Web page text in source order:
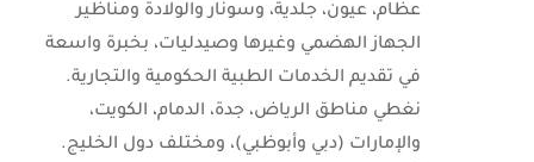
عظام، عيون، جلدية، وسونار والولادة ومناظير
الجهاز الهضمي وغيرها وصيدليات، بخبرة واسعة
في تقديم الخدمات الطبية الحكومية والتجارية.
نغطي مناطق الرياض، جدة، الدمام، الكويت،
والإمارات (دبي وأبوظبي)، ومختلف دول الخليج.